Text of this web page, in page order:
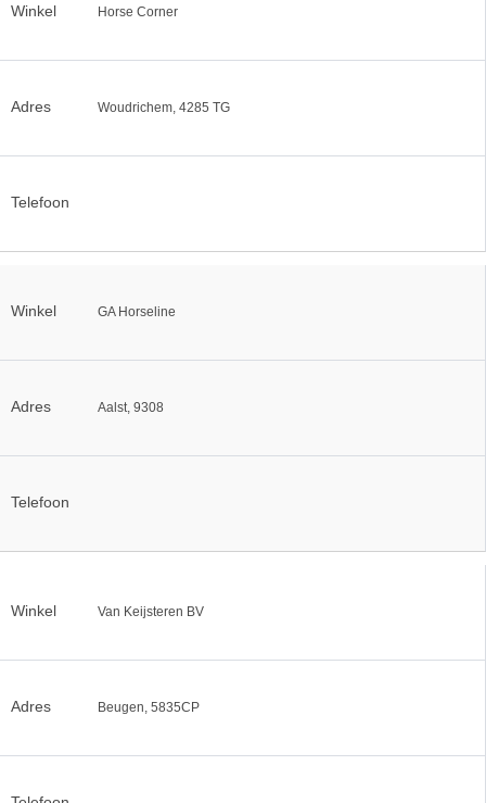
Winkel Horse Corner
Adres Woudrichem, 4285 TG
Telefoon
Winkel GA Horseline
Adres Aalst, 9308
Telefoon
Winkel Van Keijsteren BV
Adres Beugen, 5835CP